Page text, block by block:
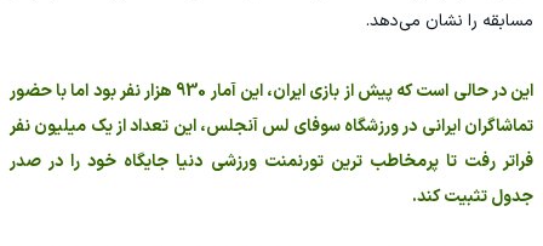
مسابقه را نشان می‌دهد.
این در حالی است که پیش از بازی ایران، این آمار 930 هزار نفر بود اما با حضور
تماشاگران ایرانی در ورزشگاه سوفای لس آنجلس، این تعداد از یک میلیون نفر
فراتر رفت تا پرمخاطب ترین تورنمنت ورزشی دنیا جایگاه خود را در صدر
جدول تثبیت کند.